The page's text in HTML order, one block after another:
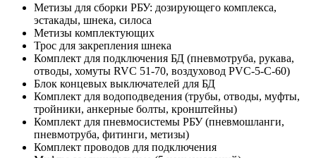
Метизы для сборки РБУ: дозирующего комплекса,
эстакады, шнека, силоса
Метизы комплектующих
Трос для закрепления шнека
Комплект для подключения БД (пневмотруба, рукава,
отводы, хомуты RVC 51-70, воздуховод PVC-5-C-60)
Блок концевых выключателей для БД
Комплект для водоподведения (трубы, отводы, муфты,
тройники, анкерные болты, кронштейны)
Комплект для пневмосистемы РБУ (пневмошланги,
пневмотруба, фитинги, метизы)
Комплект проводов для подключения